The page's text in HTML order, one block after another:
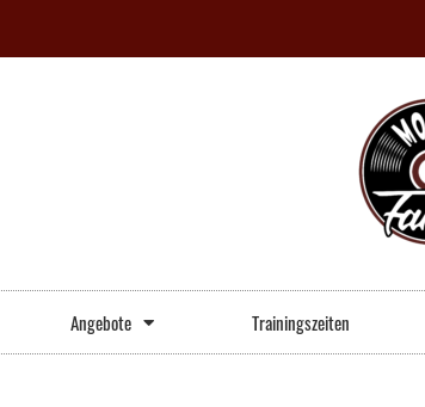
Angebote Trainingszeiten